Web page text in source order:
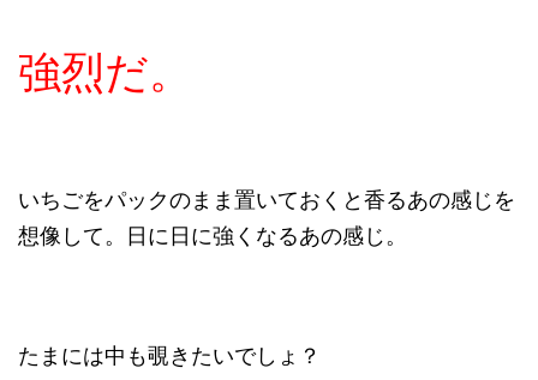
強烈だ。
いちごをパックのまま置いておくと香るあの感じを
想像して。日に日に強くなるあの感じ。
たまには中も覗きたいでしょ？